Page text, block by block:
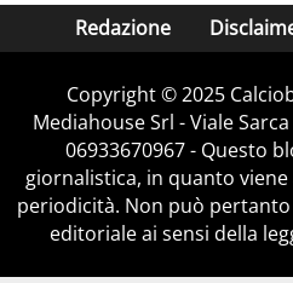
Redazione
Copyright © 2025
Mediahouse Srl - Viale
06933670967 - Questo
giornalistica, in quanto
periodicità. Non può
editoriale ai sensi della